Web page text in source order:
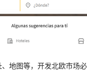
地图等，开发北欧市场必